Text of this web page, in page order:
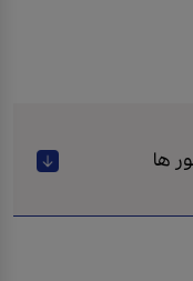
ها